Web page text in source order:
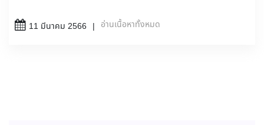
11 มีนาคม 2566 อ่านเนื้อหาทั้งหมด